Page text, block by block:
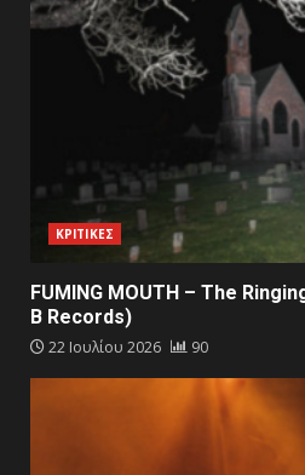
ΚΡΙΤΙΚΕΣ
FUMING MOUTH – The
B Records)
22 Ιουλίου 2026 90